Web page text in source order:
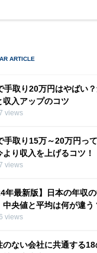
手取り20万円はやばい
収入アップのコツ
views
手取り15万～20万円っ
より収入を上げるコツ！
views
年最新版】日本の年収
中央値と平均は何が違う
views
のない会社に共通する